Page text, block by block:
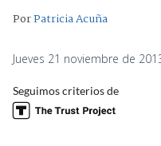
PorPatricia Acuña
Jueves 21 noviembre de
Seguimos criterios de